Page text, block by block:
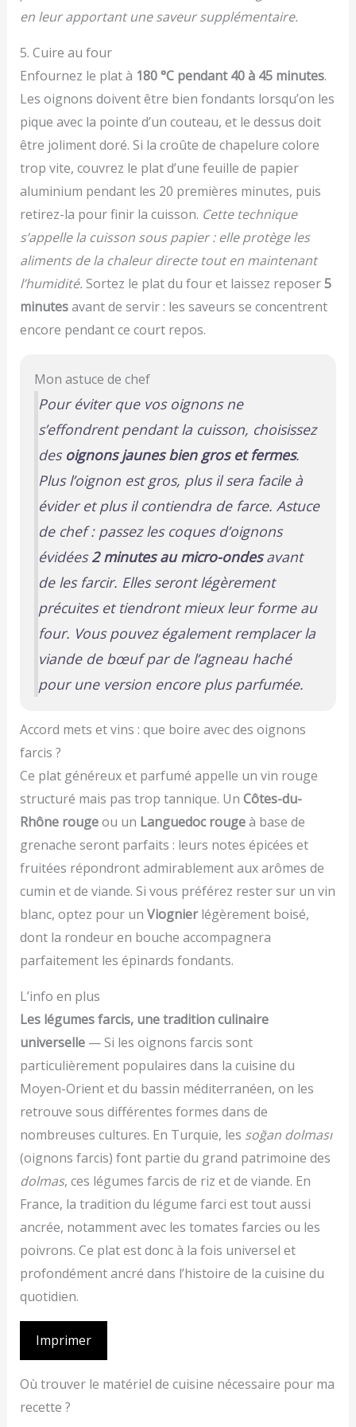
en leur apportant une saveur supplémentaire.
5. Cuire au four
Enfournez le plat à 180 °C pendant 40 à 45 minutes.
Les oignons doivent être bien fondants lorsqu’on les
pique avec la pointe d’un couteau, et le dessus doit
être joliment doré. Si la croûte de chapelure colore
trop vite, couvrez le plat d’une feuille de papier
aluminium pendant les 20 premières minutes, puis
retirez-la pour finir la cuisson. Cette technique
s’appelle la cuisson sous papier : elle protège les
aliments de la chaleur directe tout en maintenant
l’humidité. Sortez le plat du four et laissez reposer5
minutesavant de servir : les saveurs se concentrent
encore pendant ce court repos.
Mon astuce de chef
Pour éviter que vos oignons ne
s’effondrent pendant la cuisson, choisissez
des oignons jaunes bien gros et fermes.
Plus l’oignon est gros, plus il sera facile à
évider et plus il contiendra de farce. Astuce
de chef : passez les coques d’oignons
évidées2 minutes au micro-ondesavant
de les farcir. Elles seront légèrement
précuites et tiendront mieux leur forme au
four. Vous pouvez également remplacer la
viande de bœuf par de l’agneau haché
pour une version encore plus parfumée.
Accord mets et vins : que boire avec des oignons
farcis ?
Ce plat généreux et parfumé appelle un vin rouge
structuré mais pas trop tannique. Un Côtes-du-
Rhône rougeou un Languedoc rougeà base de
grenache seront parfaits : leurs notes épicées et
fruitées répondront admirablement aux arômes de
cumin et de viande. Si vous préférez rester sur un vin
blanc, optez pour un Viognierlégèrement boisé,
dont la rondeur en bouche accompagnera
parfaitement les épinards fondants.
L’info en plus
Les légumes farcis, une tradition culinaire
universelle— Si les oignons farcis sont
particulièrement populaires dans la cuisine du
Moyen-Orient et du bassin méditerranéen, on les
retrouve sous différentes formes dans de
nombreuses cultures. En Turquie, les soğan dolması
(oignons farcis) font partie du grand patrimoine des
dolmas, ces légumes farcis de riz et de viande. En
France, la tradition du légume farci est tout aussi
ancrée, notamment avec les tomates farcies ou les
poivrons. Ce plat est donc à la fois universel et
profondément ancré dans l’histoire de la cuisine du
quotidien.
Imprimer
Où trouver le matériel de cuisine nécessaire pour ma
recette ?